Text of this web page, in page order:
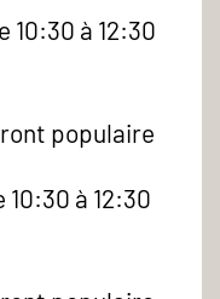
10:30 à 12:30
populaire
10:30 à 12:30